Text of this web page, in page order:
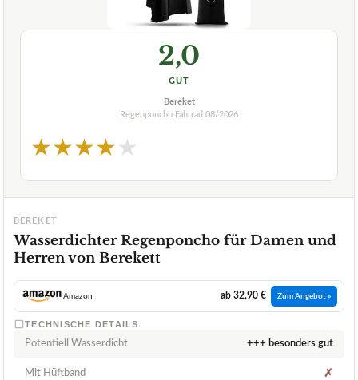
2,0
GUT
Bereket
Regenponcho Fahrrad 08/2026
★★★★★
BEREKET
Wasserdichter Regenponcho für Damen und
Herren von Berekett
Amazon ab 32,90 € Zum Angebot »
TECHNISCHE DETAILS
Potentiell Wasserdicht +++ besonders gut
Mit Hüftband ✗